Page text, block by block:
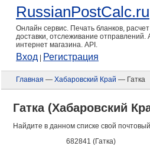
RussianPostCalc.ru
Онлайн сервис. Печать бланков, расчет
доставки, отслеживание отправлений.
интернет магазина. API.
Вход Регистрация
Главная — Хабаровский Край — Гатка
Гатка (Хабаровский
Найдите в данном списке свой
682841 (Гатка)